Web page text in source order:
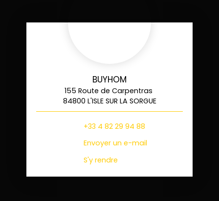
BUYHOM
155 Route de Carpentras
84800 L'ISLE SUR LA SORGUE
+33 4 82 29 94 88
Envoyer un e-mail
S'y rendre